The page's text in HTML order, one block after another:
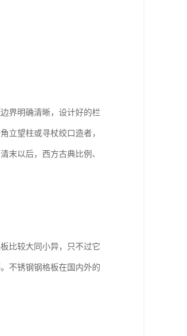
界明确清晰，设计好的栏
立望柱或寻杖绞口造者，
末以后，西方古典比例、
比较大同小异，只不过它
不锈钢钢格板在国内外的